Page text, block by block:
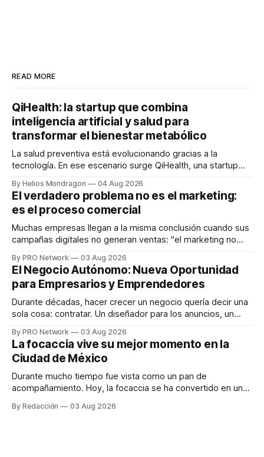
READ MORE
QiHealth: la startup que combina
inteligencia artificial y salud para
transformar el bienestar metabólico
La salud preventiva está evolucionando gracias a la
tecnología. En ese escenario surge QiHealth, una startup
dispositivos inteligentes, inteligencia artificial y monitoreo
en tiempo real para ayudar a las personas a tomar mejores
decisiones sobre su salud metabólica. Su propuesta busca
responder
By Helios Mondragon 04 Aug 2026
El verdadero problema no es el marketing:
es el proceso comercial
Muchas empresas llegan a la misma conclusión cuando sus
campañas digitales no generan ventas: "el marketing no
INTERIUS, el problema suele estar en otro lugar. Durante
una entrevista para el podcast SER PRO, el especialista en
marketing digital explicó que
By PRO Network 03 Aug 2026
El Negocio Autónomo: Nueva Oportunidad
para Empresarios y Emprendedores
Durante décadas, hacer crecer un negocio quería decir una
sola cosa: contratar. Un diseñador para los anuncios, un
para los textos, alguien que supiera de publicidad digital
para encontrar prospectos, un vendedor para atender
llamadas y mensajes, y —con suerte— una persona
By PRO Network 03 Aug 2026
La focaccia vive su mejor momento en la
Ciudad de México
Durante mucho tiempo fue vista como un pan de
acompañamiento. Hoy, la focaccia se ha convertido en uno
artesanal, ingredientes de calidad y experiencias que
By Redacción 03 Aug 2026